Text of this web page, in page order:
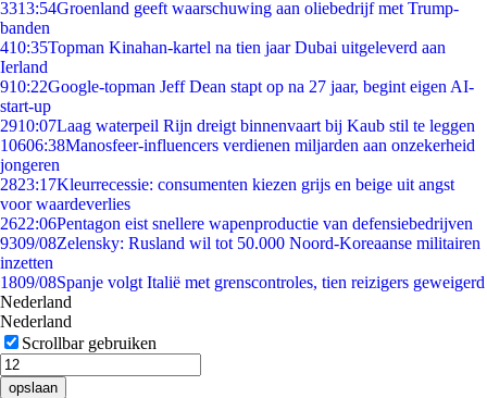
3313:54Groenland geeft waarschuwing aan oliebedrijf met Trump-
banden
410:35Topman Kinahan-kartel na tien jaar Dubai uitgeleverd aan
Ierland
910:22Google-topman Jeff Dean stapt op na 27 jaar, begint eigen AI-
start-up
2910:07Laag waterpeil Rijn dreigt binnenvaart bij Kaub stil te leggen
10606:38Manosfeer-influencers verdienen miljarden aan onzekerheid
jongeren
2823:17Kleurrecessie: consumenten kiezen grijs en beige uit angst
voor waardeverlies
2622:06Pentagon eist snellere wapenproductie van defensiebedrijven
9309/08Zelensky: Rusland wil tot 50.000 Noord-Koreaanse militairen
inzetten
1809/08Spanje volgt Italië met grenscontroles, tien reizigers geweigerd
Nederland
Nederland
Scrollbar gebruiken
opslaan